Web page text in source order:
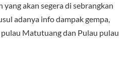
akan segera di sebrangkan
adanya info dampak gempa,
Matutuang dan Pulau pulau